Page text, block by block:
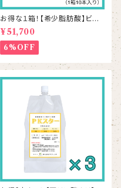
お得な１箱！【希少脂肪酸】ビー
ンズアップ 500mL×10本
¥51,700
6%OFF